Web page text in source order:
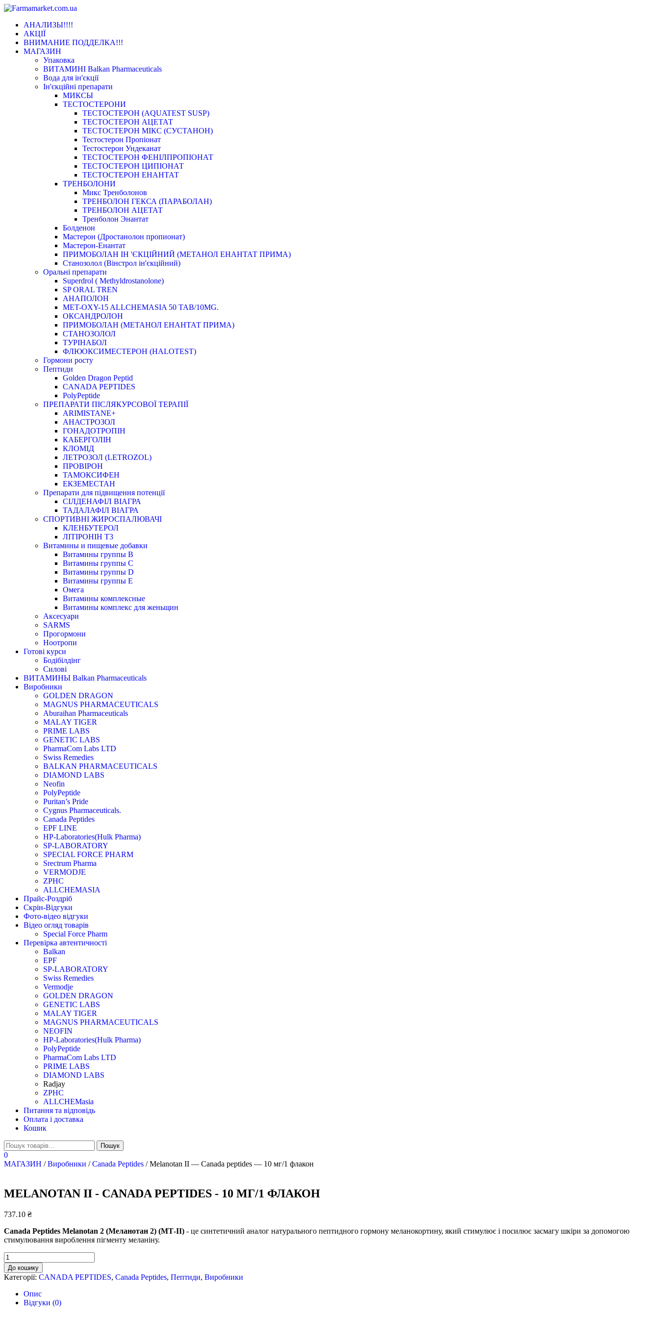
меню
АНАЛИЗЫ!!!!
АКЦІЇ
ВНИМАНИЕ ПОДДЕЛКА!!!
МАГАЗИН
Упаковка
ВИТАМИНІ Balkan Pharmaceuticals
Вода для ін'єкції
Ін'єкційні препарати
МИКСЫ
ТЕСТОСТЕРОНИ
ТЕСТОСТЕРОН (AQUATEST SUSP)
ТЕСТОСТЕРОН АЦЕТАТ
ТЕСТОСТЕРОН МІКС (СУСТАНОН)
Тестостерон Пропіонат
Тестостерон Ундеканат
ТЕСТОСТЕРОН ФЕНІЛПРОПІОНАТ
ТЕСТОСТЕРОН ЦИПІОНАТ
ТЕСТОСТЕРОН ЕНАНТАТ
ТРЕНБОЛОНИ
Микс Тренболонов
ТРЕНБОЛОН ГЕКСА (ПАРАБОЛАН)
ТРЕНБОЛОН АЦЕТАТ
Тренболон Энантат
Болденон
Мастерон (Дростанолон пропионат)
Мастерон-Енантат
ПРИМОБОЛАН ІН 'ЄКЦІЙНИЙ (МЕТАНОЛ ЕНАНТАТ ПРИМА)
Станозолол (Вінстрол ін'єкційний)
Оральні препарати
Superdrol ( Methyldrostanolone)
SP ORAL TREN
АНАПОЛОН
MET-OXY-15 ALLCHEMASIA 50 TAB/10MG.
ОКСАНДРОЛОН
ПРИМОБОЛАН (МЕТАНОЛ ЕНАНТАТ ПРИМА)
СТАНОЗОЛОЛ
ТУРІНАБОЛ
ФЛЮОКСИМЕСТЕРОН (HALOTEST)
Гормони росту
Пептиди
Golden Dragon Peptid
CANADA PEPTIDES
PolyPeptide
ПРЕПАРАТИ ПІСЛЯКУРСОВОЇ ТЕРАПІЇ
ARIMISTANE+
АНАСТРОЗОЛ
ГОНАДОТРОПІН
КАБЕРГОЛІН
КЛОМІД
ЛЕТРОЗОЛ (LETROZOL)
ПРОВІРОН
ТАМОКСИФЕН
ЕКЗЕМЕСТАН
Препарати для підвищення потенції
СІЛДЕНАФІЛ ВІАГРА
ТАДАЛАФІЛ ВІАГРА
СПОРТИВНІ ЖИРОСПАЛЮВАЧІ
КЛЕНБУТЕРОЛ
ЛІТІРОНІН Т3
Витамины и пищевые добавки
Витамины группы В
Витамины группы С
Витамины группы D
Витамины группы Е
Омега
Витамины комплексные
Витамины комплекс для женьщин
Аксесуари
SARMS
Прогормони
Ноотропи
Готові курси
Бодібілдінг
Силові
ВИТАМИНЫ Balkan Pharmaceuticals
Виробники
GOLDEN DRAGON
MAGNUS PHARMACEUTICALS
Aburaihan Pharmaceuticals
MALAY TIGER
PRIME LABS
GENETIC LABS
PharmaCom Labs LTD
Swiss Remedies
BALKAN PHARMACEUTICALS
DIAMOND LABS
Neofin
PolyPeptide
Puritan’s Pride
Cygnus Pharmaceuticals.
Canada Peptides
EPF LINE
HP-Laboratories(Hulk Pharma)
SP-LABORATORY
SPECIAL FORCE PHARM
Srectrum Pharma
VERMODJE
ZPHC
ALLCHEMASIA
Прайс-Роздріб
Скрін-Відгуки
Фото-відео відгуки
Відео огляд товарів
Special Force Pharm
Перевірка автентичності
Balkan
EPF
SP-LABORATORY
Swiss Remedies
Vermodje
GOLDEN DRAGON
GENETIC LABS
MALAY TIGER
MAGNUS PHARMACEUTICALS
NEOFIN
HP-Laboratories(Hulk Pharma)
PolyPeptide
PharmaCom Labs LTD
PRIME LABS
DIAMOND LABS
Radjay
ZPHC
ALLCHEMasia
Питання та відповідь
Оплата і доставка
Кошик
0
МАГАЗИН /Виробники /Canada Peptides / Melanotan II — Canada peptides — 10 мг/1 флакон
MELANOTAN II - CANADA PEPTIDES - 10 МГ/1 ФЛАКОН
737.10 ₴
Canada Peptides Melanotan 2 (Меланотан 2) (МТ-II) - це синтетичний аналог натурального пептидного гормону меланокортину, який стимулює і посилює засмагу шкіри за допомогою
стимулювання вироблення пігменту меланіну.
Melanotan
II
-
Canada
peptides
До кошику
Категорії: CANADA PEPTIDES, Canada Peptides, Пептиди, Виробники
Опис
Відгуки (0)